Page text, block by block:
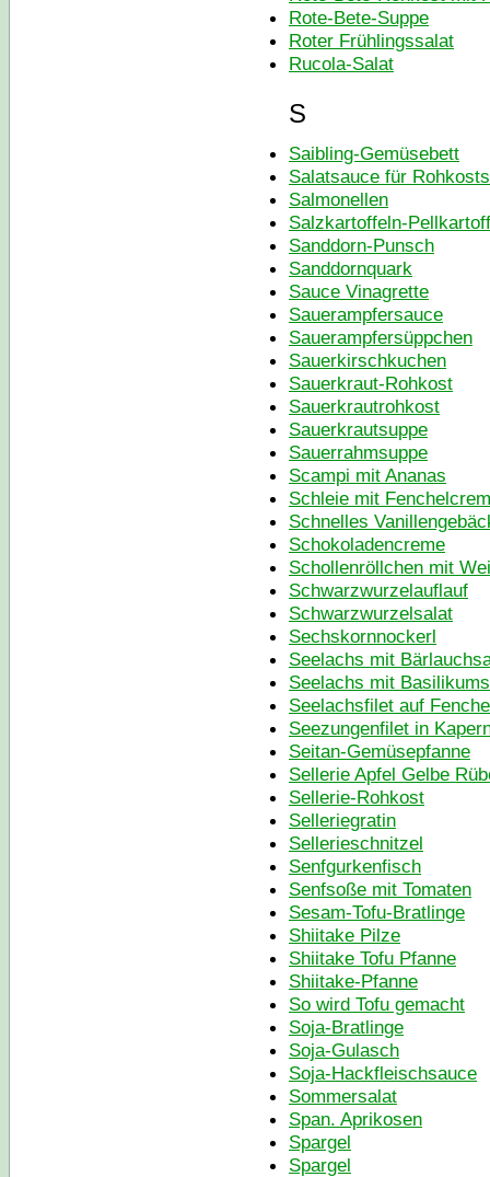
Rote-Bete-Suppe
Roter Frühlingssalat
Rucola-Salat
S
Saibling-Gemüsebett
Salatsauce für
Salmonellen
Salzkartoffeln-
Sanddorn-Punsch
Sanddornquark
Sauce Vinagrette
Sauerampfersauce
Sauerampfersüppchen
Sauerkirschkuchen
Sauerkraut-Rohkost
Sauerkrautrohkost
Sauerkrautsuppe
Sauerrahmsuppe
Scampi mit Ananas
Schleie mit
Schnelles
Schokoladencreme
Schollenröllchen mit
Schwarzwurzelauflauf
Schwarzwurzelsalat
Sechskornnockerl
Seelachs mit
Seelachs mit
Seelachsfilet auf
Seezungenfilet in
Seitan-Gemüsepfanne
Sellerie Apfel Gelbe
Sellerie-Rohkost
Selleriegratin
Sellerieschnitzel
Senfgurkenfisch
Senfsoße mit Tomaten
Sesam-Tofu-Bratlinge
Shiitake Pilze
Shiitake Tofu Pfanne
Shiitake-Pfanne
So wird Tofu gemacht
Soja-Bratlinge
Soja-Gulasch
Soja-Hackfleischsauce
Sommersalat
Span. Aprikosen
Spargel
Spargel